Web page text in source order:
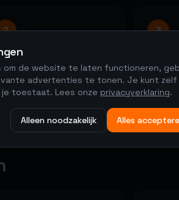
2
brengen
uit
uurs veiling met anti-
De markt bepaalt
de prijs.
3
Na de
de
om de website te laten functioneren,
advertenties te tonen. Je kunt zelf
je toestaat. Lees onze privacyverklaring.
Alleen noodzakelijk Alles